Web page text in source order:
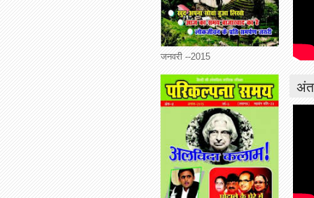
जनवरी --2015